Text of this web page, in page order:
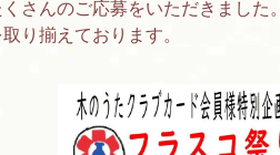
さんのご応募をいただきました。
り揃えております。